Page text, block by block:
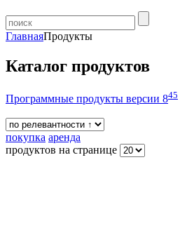
ГлавнаяПродукты
Каталог продуктов
Программные продукты версии 845
покупка аренда
продуктов на странице